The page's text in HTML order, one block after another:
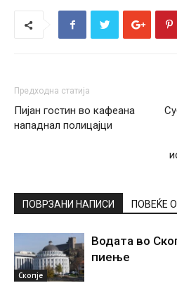
Предходна статија
Пијан гостин во кафеана
нападнал полицајци
ПОВРЗАНИ НАПИСИ ПОВЕЌЕ
Скопје
Водата во
пиење